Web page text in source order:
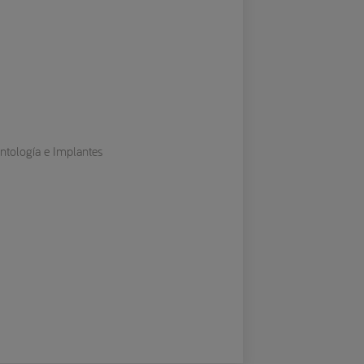
e Implantes